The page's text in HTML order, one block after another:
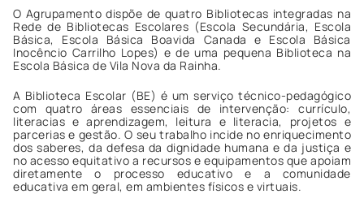
O Agrupamento dispõe de quatro Bibliotecas integradas na
Rede de Bibliotecas Escolares (Escola Secundária, Escola
Básica, Escola Básica Boavida Canada e Escola Básica
Inocêncio Carrilho Lopes) e de uma pequena Biblioteca na
Escola Básica de Vila Nova da Rainha.
A Biblioteca Escolar (BE) é um serviço técnico-pedagógico
com quatro áreas essenciais de intervenção: currículo,
literacias e aprendizagem, leitura e literacia, projetos e
parcerias e gestão. O seu trabalho incide no enriquecimento
dos saberes, da defesa da dignidade humana e da justiça e
no acesso equitativo a recursos e equipamentos que apoiam
diretamente o processo educativo e a comunidade
educativa em geral, em ambientes físicos e virtuais.